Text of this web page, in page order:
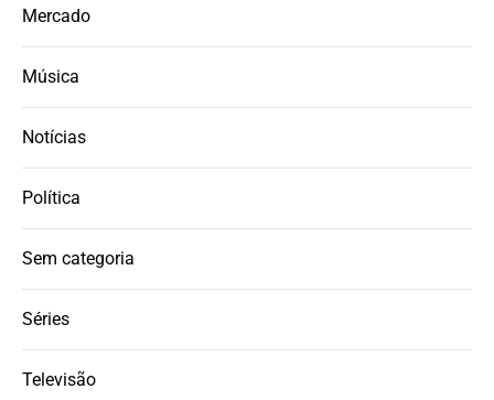
Mercado
Música
Notícias
Política
Sem categoria
Séries
Televisão